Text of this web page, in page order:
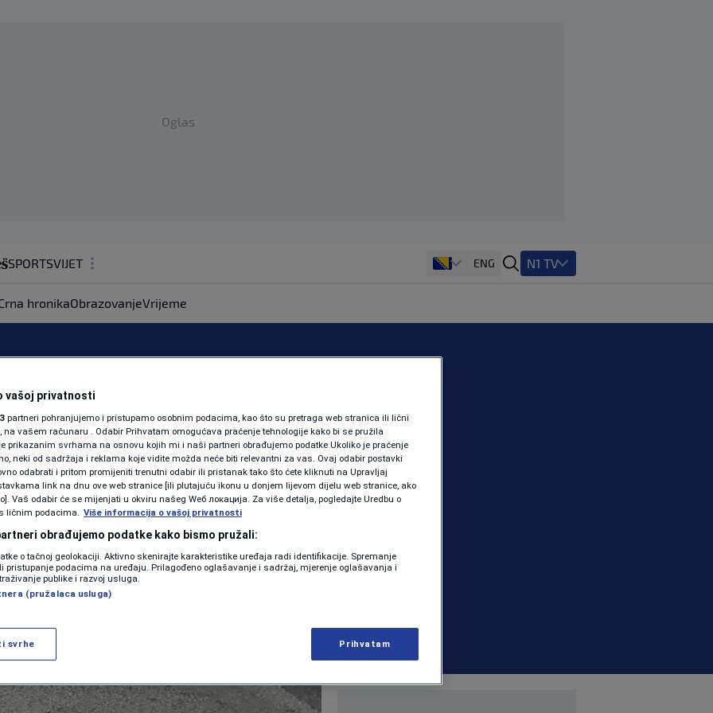
Oglas
SPORTSVIJET
ZDRAVLJE
SHOWBIZ
PODCAST
N1 SPECIJAL
FENOMENI
NEISTRAŽENO
VIRALNO
VIDEO
ENG N1 TV
hronikaObrazovanjeVrijeme
pune kratera,
"Može pješak
07:00 > 07:19 | VIJESTI | 0 komentara
Više
vašoj privatnosti
partneri pohranjujemo i pristupamo osobnim podacima, kao što su pretraga web stranica ili lični
na vašem računaru . Odabir Prihvatam omogućava praćenje tehnologije kako bi se pružila
prikazanim svrhama na osnovu kojih mi i naši partneri obrađujemo podatke Ukoliko je praćenje
neki od sadržaja i reklama koje vidite možda neće biti relevantni za vas. Ovaj odabir postavki
odabrati i pritom promijeniti trenutni odabir ili pristanak tako što ćete kliknuti na Upravljaj
link na dnu ove web stranice [ili plutajuću ikonu u donjem lijevom dijelu web stranice, ako
Vaš odabir će se mijenjati u okviru našeg Wеб локација. Za više detalja, pogledajte Uredbu o
ličnim podacima. Više informacija o vašoj privatnosti
obrađujemo podatke kako bismo pružali:
o tačnoj geolokaciji. Aktivno skenirajte karakteristike uređaja radi identifikacije. Spremanje
pristupanje podacima na uređaju. Prilagođeno oglašavanje i sadržaj, mjerenje oglašavanja i
publike i razvoj usluga.
(pružalaca usluga)
svrhe Prihvatam